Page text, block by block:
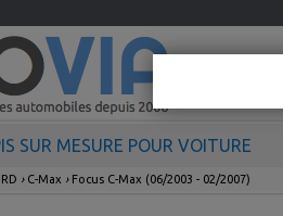
SUR MESURE POUR VOITURE
› C-Max › Focus C-Max (06/2003 - 02/2007)